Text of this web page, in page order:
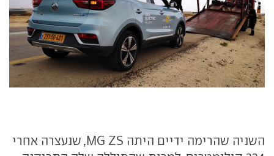
השניה שהרימה ידיים היתה MG ZS, שנעצרה אחרי